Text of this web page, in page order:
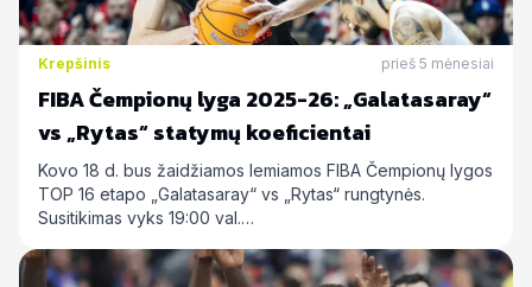
Krepšinis prieš 5 mėnesiai
FIBA Čempionų lyga 2025-26: „Galatasaray“
vs „Rytas“ statymų koeficientai
Kovo 18 d. bus žaidžiamos lemiamos FIBA Čempionų lygos
TOP 16 etapo „Galatasaray“ vs „Rytas“ rungtynės.
Susitikimas vyks 19:00 val.…